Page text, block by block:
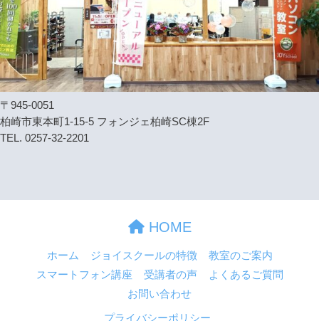
〒945-0051
柏崎市東本町1-15-5 フォンジェ柏崎SC棟2F
TEL. 0257-32-2201
HOME
ホーム ジョイスクールの特徴
教室のご案内
スマートフォン講座
受講者の声
よくあるご質問
お問い合わせ
プライバシーポリシー